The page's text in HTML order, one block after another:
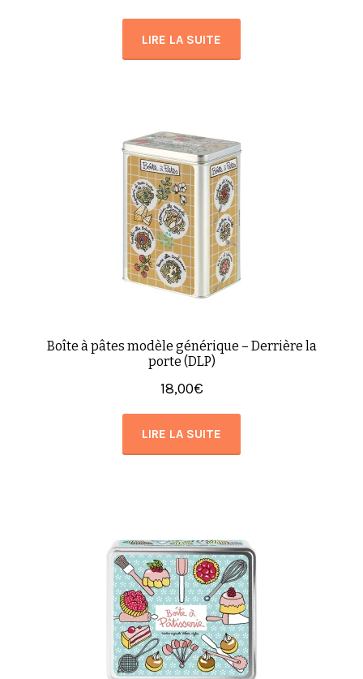
LIRE LA SUITE
Boîte à pâtes modèle générique – Derrière la
porte (DLP)
18,00€
LIRE LA SUITE